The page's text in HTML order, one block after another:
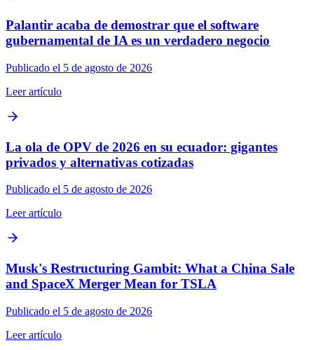
Palantir acaba de demostrar que el software
gubernamental de IA es un verdadero negocio
Publicado el 5 de agosto de 2026
Leer artículo
La ola de OPV de 2026 en su ecuador: gigantes
privados y alternativas cotizadas
Publicado el 5 de agosto de 2026
Leer artículo
Musk's Restructuring Gambit: What a China Sale
and SpaceX Merger Mean for TSLA
Publicado el 5 de agosto de 2026
Leer artículo